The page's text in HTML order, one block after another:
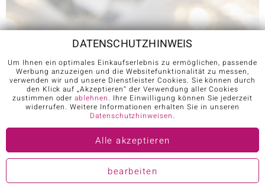
DATENSCHUTZHINWEIS
Um Ihnen ein optimales Einkaufserlebnis zu ermöglichen, passende
Werbung anzuzeigen und die Websitefunktionalität zu messen,
verwenden wir und unsere Dienstleister Cookies. Sie können durch
den Klick auf „Akzeptieren“ der Verwendung aller Cookies
zustimmen oderablehnen. Ihre Einwilligung können Sie jederzeit
widerrufen. Weitere Informationen erhalten Sie in unseren
Datenschutzhinweisen.
Alle akzeptieren
bearbeiten